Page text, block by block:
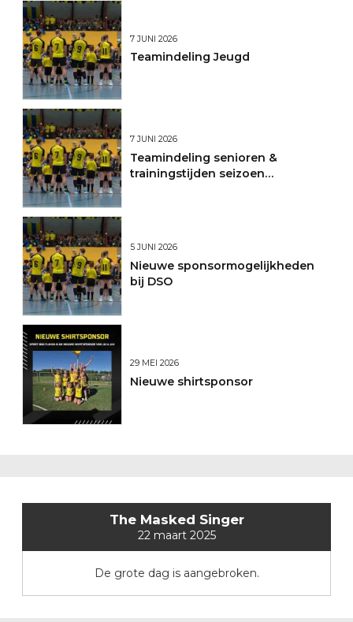
7 JUNI 2026
Teamindeling Jeugd
7 JUNI 2026
Teamindeling senioren &
trainingstijden seizoen
5 JUNI 2026
Nieuwe sponsormogelijkheden
bij DSO
29 MEI 2026
Nieuwe shirtsponsor
The Masked Singer
22 maart 2025
De grote dag is aangebroken.